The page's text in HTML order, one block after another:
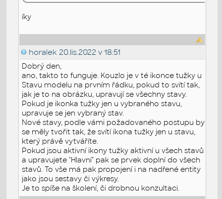
íky
horalek 20.lis.2022 v 18:51
Dobrý den,
ano, takto to funguje. Kouzlo je v té ikonce tužky u
Stavu modelu na prvním řádku, pokud to svítí tak,
jak je to na obrázku, upravují se všechny stavy.
Pokud je ikonka tužky jen u vybraného stavu,
upravuje se jen vybraný stav.
Nové stavy, podle vámi požadovaného postupu by
se měly tvořit tak, že svítí ikona tužky jen u stavu,
který právě vytváříte.
Pokud jsou aktivní ikony tužky aktivní u všech stavů
a upravujete "Hlavní" pak se prvek doplní do všech
stavů. To vše má pak propojení i na nadřené entity
jako jsou sestavy či výkresy.
Je to spíše na školení, či drobnou konzultaci.